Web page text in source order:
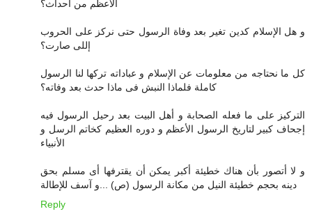
الأعظم من أحداث؟
و هل الإسلام كدين تغير بعد وفاة الرسول حتى نركز على الحروب
إللى صارت؟
كل ما نحتاجه من معلومات عن الإسلام و عباداته تركها لنا الرسول
كاملة فلماذا النبش فى ماذا حدث بعد وفاته؟
التركيز على ما فعله الصحابة و أهل البيت بعد رحيل الرسول فيه
إجحاف كبير لتاريخ الرسول الأعظم و دوره العظيم كخاتم الرسل و
الأنبياء
و لا أتصور بأن هناك خطيئة أكبر يمكن أن يقترفها أى مسلم بحق
دينه بحجم خطيئة النيل من مكانة الرسول (ص) ...و آسف للإطالة
Reply